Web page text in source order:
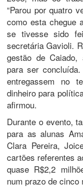
“Parou por quatro
como esta chegue
se tivesse sido
secretária Gavioli.
gestão de
para ser
entregassem no
dinheiro para
afirmou.
Durante o evento,
para as alunas
Clara Pereira,
cartões referentes
quase R$2,2
num prazo de cinco